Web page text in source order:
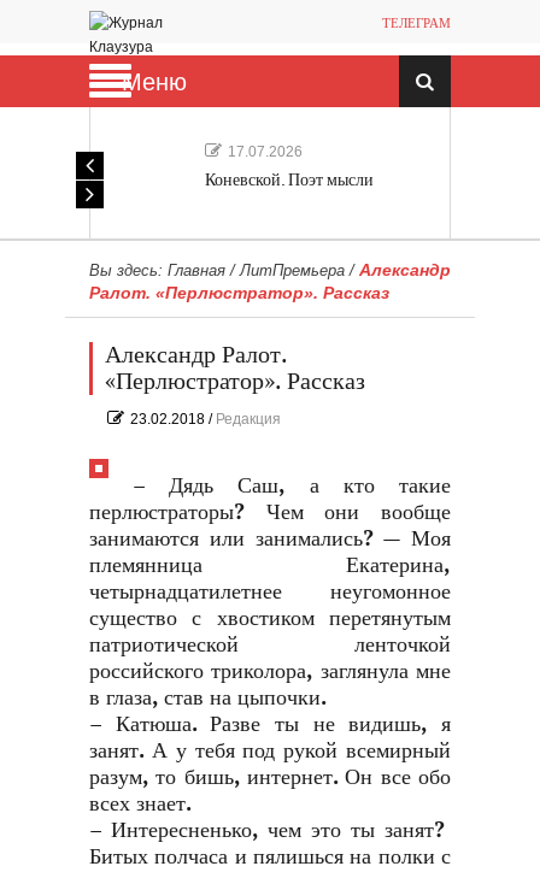
ТЕЛЕГРАМ
Меню
17.07.2026
Коневской. Поэт мысли
Вы здесь: Главная /ЛитПремьера / Александр
Ралот. «Перлюстратор». Рассказ
Александр Ралот.
«Перлюстратор». Рассказ
23.02.2018 / Редакция
– Дядь Саш, а кто такие
перлюстраторы? Чем они вообще
занимаются или занимались? — Моя
племянница Екатерина,
четырнадцатилетнее неугомонное
существо с хвостиком перетянутым
патриотической ленточкой
российского триколора, заглянула мне
в глаза, став на цыпочки.
– Катюша. Разве ты не видишь, я
занят. А у тебя под рукой всемирный
разум, то бишь, интернет. Он все обо
всех знает.
– Интересненько, чем это ты занят?
Битых полчаса и пялишься на полки с